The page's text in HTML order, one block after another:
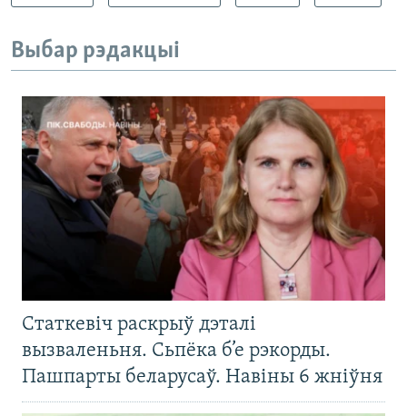
Выбар рэдакцыі
Статкевіч раскрыў дэталі
вызваленьня. Сьпёка б’е рэкорды.
Пашпарты беларусаў. Навіны 6 жніўня